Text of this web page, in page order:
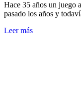
Hace 35 años un juego
pasado los años y
Leer más